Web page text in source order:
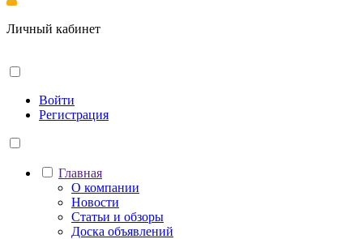
Личный кабинет
Войти
Регистрация
Главная
О компании
Новости
Статьи и обзоры
Доска объявлений